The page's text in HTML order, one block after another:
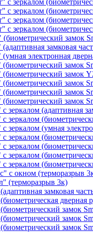
с зеркалом
с зеркалом
с зеркалом
(биометрический замок
замковая
электронная
(биометрический замок
(биометрический замок
(биометрический замок
(биометрический замок
(биометрический замок
зеркалом (адаптивная
с зеркалом
зеркалом (умная
с зеркалом
с зеркалом
с зеркалом
с зеркалом
с окном (терморазрыв
(терморазрыв 3к)
замковая
дверная
замок
замок
замок